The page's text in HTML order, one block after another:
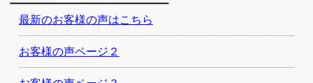
最新のお客様の声はこちら
お客様の声ページ２